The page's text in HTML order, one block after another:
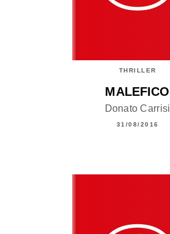
THRILLER
MALEFICO
Donato Carrisi
31/08/2016